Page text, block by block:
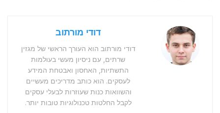
דודי מורתוב
דודי מורתוב הוא העורך הראשי של מגזין
שרתים, עם ניסיון מעשי בעולמות
התשתיות, האחסון ואבטחת המידע
לעסקים. הוא כותב מדריכים מעשיים
והשוואות כנות שעוזרות לבעלי עסקים
לקבל החלטות טכנולוגיות טובות יותר.